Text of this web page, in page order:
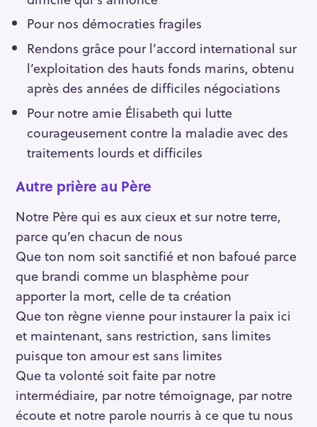
Pour nos démocraties fragiles
Rendons grâce pour l’accord international sur
l’exploitation des hauts fonds marins, obtenu
après des années de difficiles négociations
Pour notre amie Élisabeth qui lutte
courageusement contre la maladie avec des
traitements lourds et difficiles
Autre prière au Père
Notre Père qui es aux cieux et sur notre terre,
parce qu’en chacun de nous
Que ton nom soit sanctifié et non bafoué parce
que brandi comme un blasphème pour
apporter la mort, celle de ta création
Que ton règne vienne pour instaurer la paix ici
et maintenant, sans restriction, sans limites
puisque ton amour est sans limites
Que ta volonté soit faite par notre
intermédiaire, par notre témoignage, par notre
écoute et notre parole nourris à ce que tu nous